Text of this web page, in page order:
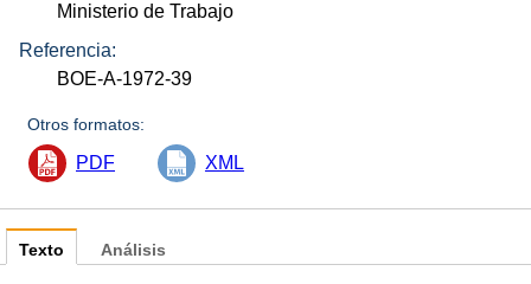
Ministerio de Trabajo
Referencia:
BOE-A-1972-39
Otros formatos:
PDF XML
Texto Análisis